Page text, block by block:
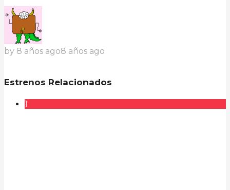
by 8 años ago8 años ago
Estrenos Relacionados
1